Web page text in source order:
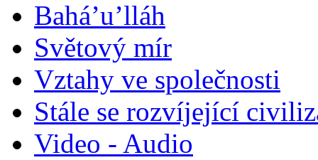
Bahá’u’lláh
Světový mír
Vztahy ve společnosti
Stále se rozvíjející
Video - Audio